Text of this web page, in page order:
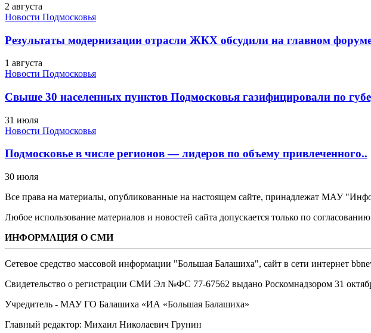
2 августа
Новости Подмосковья
Результаты модернизации отрасли ЖКХ обсудили на главном
1 августа
Новости Подмосковья
Свыше 30 населенных пунктов Подмосковья газифицировали по
31 июля
Новости Подмосковья
Подмосковье в числе регионов — лидеров по объему привлеченного..
30 июля
Все права на материалы, опубликованные на настоящем сайте, принадлежат МАУ
Любое использование материалов и новостей сайта допускается только по
ИНФОРМАЦИЯ О СМИ
Сетевое средство массовой информации "Большая Балашиха", сайт в сети интернет
Свидетельство о регистрации СМИ Эл №ФС ‎77-67562 выдано Роскомнадзором 31
Учредитель - МАУ ГО Балашиха «ИА «Большая Балашиха»
Главный редактор: Михаил Николаевич Грунин